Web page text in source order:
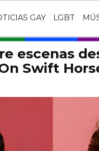
GAY LGBT
escenas
Swift